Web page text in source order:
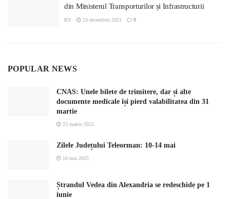
din Ministerul Transporturilor și Infrastructurii
BY 23 decembrie 2021 0
POPULAR NEWS
CNAS: Unele bilete de trimitere, dar și alte
documente medicale își pierd valabilitatea din 31
martie
22 martie 2022
Zilele Județului Teleorman: 10-14 mai
10 mai 2025
Ștrandul Vedea din Alexandria se redeschide pe 1
iunie